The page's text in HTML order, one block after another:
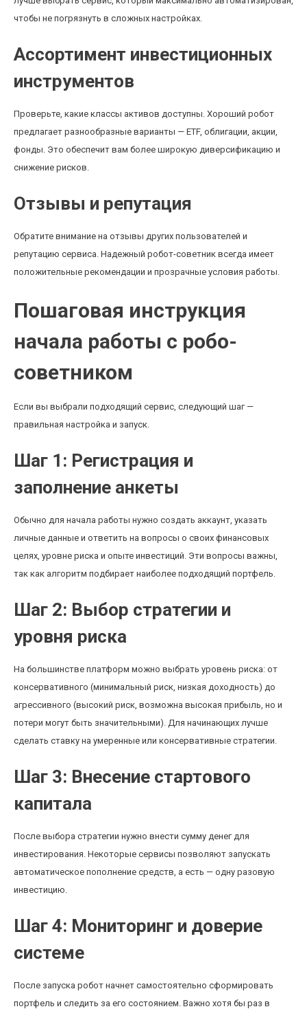
чтобы не погрязнуть в сложных настройках.
Ассортимент инвестиционных
инструментов
Проверьте, какие классы активов доступны. Хороший робот
предлагает разнообразные варианты — ETF, облигации, акции,
фонды. Это обеспечит вам более широкую диверсификацию и
снижение рисков.
Отзывы и репутация
Обратите внимание на отзывы других пользователей и
репутацию сервиса. Надежный робот-советник всегда имеет
положительные рекомендации и прозрачные условия работы.
Пошаговая инструкция
начала работы с робо-
советником
Если вы выбрали подходящий сервис, следующий шаг —
правильная настройка и запуск.
Шаг 1: Регистрация и
заполнение анкеты
Обычно для начала работы нужно создать аккаунт, указать
личные данные и ответить на вопросы о своих финансовых
целях, уровне риска и опыте инвестиций. Эти вопросы важны,
так как алгоритм подбирает наиболее подходящий портфель.
Шаг 2: Выбор стратегии и
уровня риска
На большинстве платформ можно выбрать уровень риска: от
консервативного (минимальный риск, низкая доходность) до
агрессивного (высокий риск, возможна высокая прибыль, но и
потери могут быть значительными). Для начинающих лучше
сделать ставку на умеренные или консервативные стратегии.
Шаг 3: Внесение стартового
капитала
После выбора стратегии нужно внести сумму денег для
инвестирования. Некоторые сервисы позволяют запускать
автоматическое пополнение средств, а есть — одну разовую
инвестицию.
Шаг 4: Мониторинг и доверие
системе
После запуска робот начнет самостоятельно сформировать
портфель и следить за его состоянием. Важно хотя бы раз в